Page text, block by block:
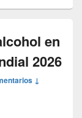
en
2026
↓